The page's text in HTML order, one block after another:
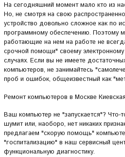
На сегодняшний момент мало кто из
Но, не смотря на свою
устройство довольно сложное как по
программному обеспечению. Поэтому
работающие на нем на работе не
срочной помощи" своему
случаях. Если вы не имеете
компьютеров, не занимайтесь
проб и ошибок, общеизвестный как
Ремонт компьютеров в Москве
Ваш компьютер не "запускается"? Что-
шумит или, наоборо, нет никаких
предлагаем "скорую помощь"
"госпитализацию" в наш сервисный
функциональную диагностику.